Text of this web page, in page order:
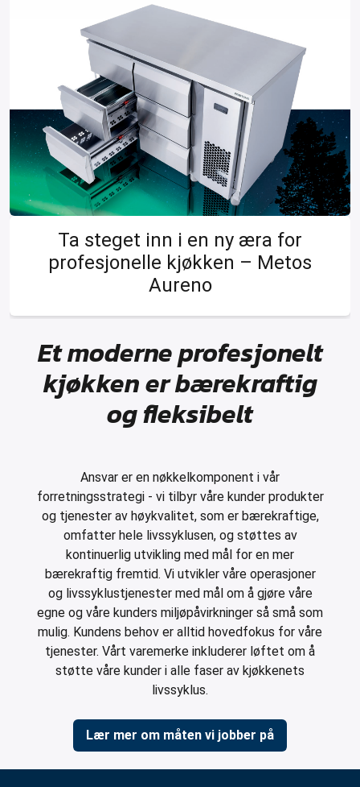
Ta steget inn i en ny æra for
profesjonelle kjøkken – Metos
Aureno
Et moderne profesjonelt
kjøkken er bærekraftig
og fleksibelt
Ansvar er en nøkkelkomponent i vår
forretningsstrategi - vi tilbyr våre kunder produkter
og tjenester av høykvalitet, som er bærekraftige,
omfatter hele livssyklusen, og støttes av
kontinuerlig utvikling med mål for en mer
bærekraftig fremtid. Vi utvikler våre operasjoner
og livssyklustjenester med mål om å gjøre våre
egne og våre kunders miljøpåvirkninger så små som
mulig. Kundens behov er alltid hovedfokus for våre
tjenester. Vårt varemerke inkluderer løftet om å
støtte våre kunder i alle faser av kjøkkenets
livssyklus.
Lær mer om måten vi jobber på